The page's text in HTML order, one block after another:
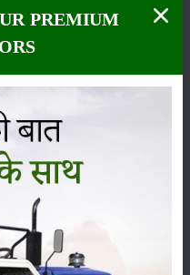
करने के लिए कुछ जरूरी
लेने के लिए नजदीकी सरकारी बैंक
लोन प्रदान करती है। शाखा में
PREMIUM